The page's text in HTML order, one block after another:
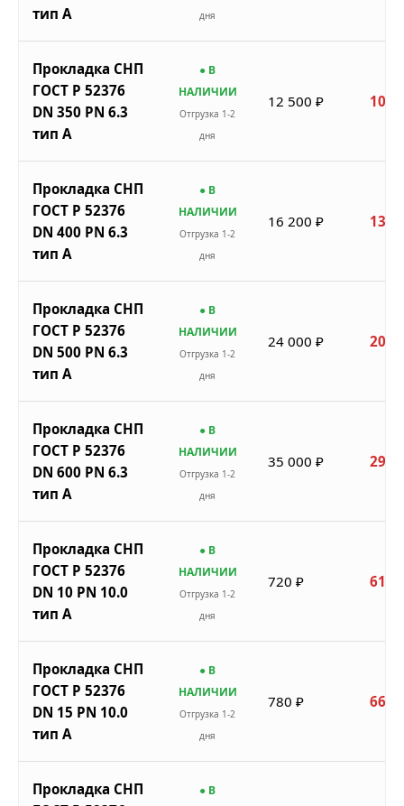
тип A
дня
Прокладка СНП
ГОСТ Р 52376
DN 350 PN 6.3
тип A
● В
НАЛИЧИИ
Отгрузка 1-2
дня
12 500 ₽ 10
Прокладка СНП
ГОСТ Р 52376
DN 400 PN 6.3
тип A
● В
НАЛИЧИИ
Отгрузка 1-2
дня
16 200 ₽ 13
Прокладка СНП
ГОСТ Р 52376
DN 500 PN 6.3
тип A
● В
НАЛИЧИИ
Отгрузка 1-2
дня
24 000 ₽ 20
Прокладка СНП
ГОСТ Р 52376
DN 600 PN 6.3
тип A
● В
НАЛИЧИИ
Отгрузка 1-2
дня
35 000 ₽ 29
Прокладка СНП
ГОСТ Р 52376
DN 10 PN 10.0
тип A
● В
НАЛИЧИИ
Отгрузка 1-2
дня
720 ₽ 612
Прокладка СНП
ГОСТ Р 52376
DN 15 PN 10.0
тип A
● В
НАЛИЧИИ
Отгрузка 1-2
дня
780 ₽ 663
Прокладка СНП
● В